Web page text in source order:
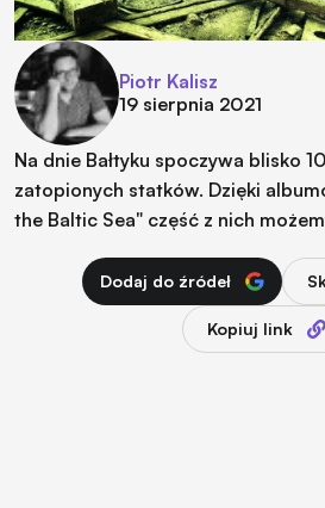
Piotr Kalisz
19 sierpnia 2021
Na dnie Bałtyku spoczywa blisko
zatopionych statków. Dzięki
the Baltic Sea" część z nich
Dodaj do źródeł
Kopiuj link